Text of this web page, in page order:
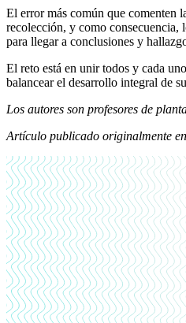
El error más común que comenten
recolección, y como consecuencia,
para llegar a conclusiones y
El reto está en unir todos y cada
balancear el desarrollo integral de
Los autores son profesores de
Artículo publicado originalmente en